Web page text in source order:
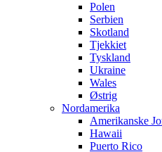
Polen
Serbien
Skotland
Tjekkiet
Tyskland
Ukraine
Wales
Østrig
Nordamerika
Amerikanske
Hawaii
Puerto Rico